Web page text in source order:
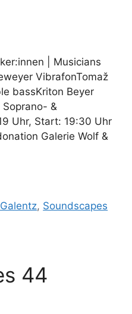
| Musicians
VibrafonTomaž
bassKriton Beyer
Soprano- &
Uhr, Start: 19:30 Uhr
Galerie Wolf &
, Soundscapes
44